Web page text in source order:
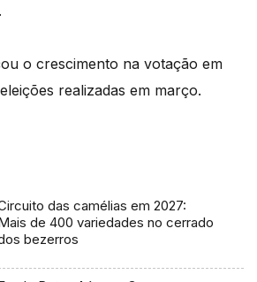
o crescimento na votação em
realizadas em março.
das camélias em 2027:
de 400 variedades no cerrado
bezerros